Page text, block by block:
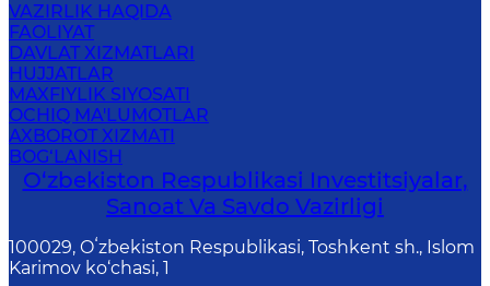
VAZIRLIK HAQIDA
FAOLIYAT
DAVLAT XIZMATLARI
HUJJATLAR
MAXFIYLIK SIYOSATI
OCHIQ MA'LUMOTLAR
AXBOROT XIZMATI
BOG‘LANISH
O‘zbekiston Respublikasi Investitsiyalar,
Sanoat Va Savdo Vazirligi
100029, Oʻzbekiston Respublikasi, Toshkent sh., Islom
Karimov ko‘chasi, 1